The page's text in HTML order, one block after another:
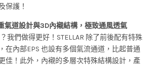
保護！
氣道設計與3D內襯結構，極致通風透氣
我們做得更好！STELLAR 除了前後配有特殊
在內部EPS 也設有多個氣流通道，比起普通
佳！此外，內襯的多層次特殊結構設計，產